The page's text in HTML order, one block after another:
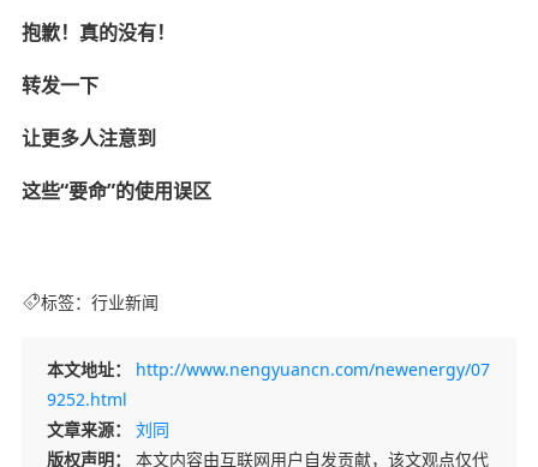
抱歉！真的没有！
转发一下
让更多人注意到
这些“要命”的使用误区
标签： 行业新闻
本文地址：
http://www.nengyuancn.com/newenergy/07
9252.html
文章来源：
刘同
版权声明：
本文内容由互联网用户自发贡献，该文观点仅代